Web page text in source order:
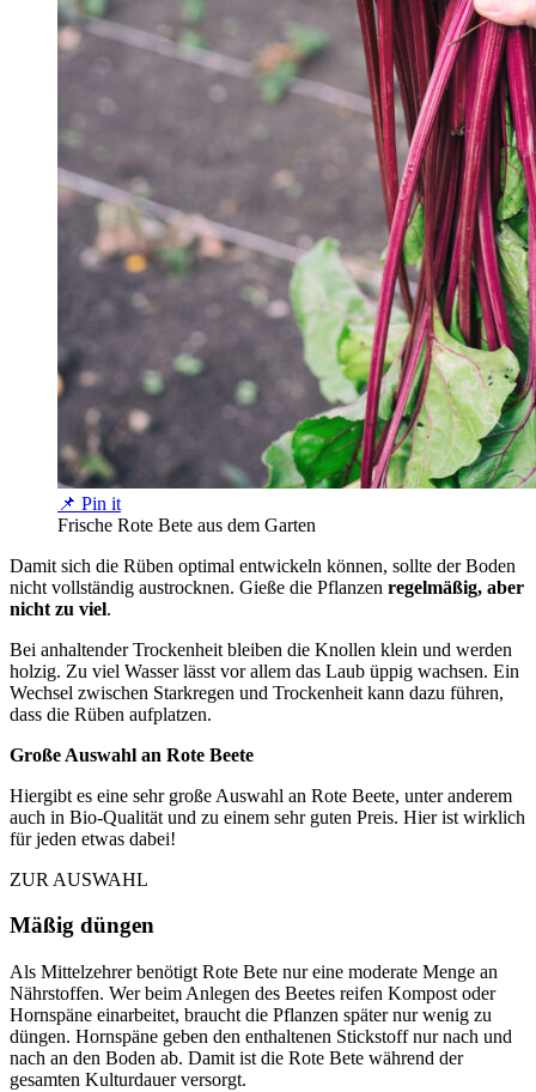
📌 Pin it
Frische Rote Bete aus dem Garten
Damit sich die Rüben optimal entwickeln können, sollte der Boden
nicht vollständig austrocknen. Gieße die Pflanzen regelmäßig, aber
nicht zu viel.
Bei anhaltender Trockenheit bleiben die Knollen klein und werden
holzig. Zu viel Wasser lässt vor allem das Laub üppig wachsen. Ein
Wechsel zwischen Starkregen und Trockenheit kann dazu führen,
dass die Rüben aufplatzen.
Große Auswahl an Rote Beete
Hiergibt es eine sehr große Auswahl an Rote Beete, unter anderem
auch in Bio-Qualität und zu einem sehr guten Preis. Hier ist wirklich
für jeden etwas dabei!
ZUR AUSWAHL
Mäßig düngen
Als Mittelzehrer benötigt Rote Bete nur eine moderate Menge an
Nährstoffen. Wer beim Anlegen des Beetes reifen Kompost oder
Hornspäne einarbeitet, braucht die Pflanzen später nur wenig zu
düngen. Hornspäne geben den enthaltenen Stickstoff nur nach und
nach an den Boden ab. Damit ist die Rote Bete während der
gesamten Kulturdauer versorgt.